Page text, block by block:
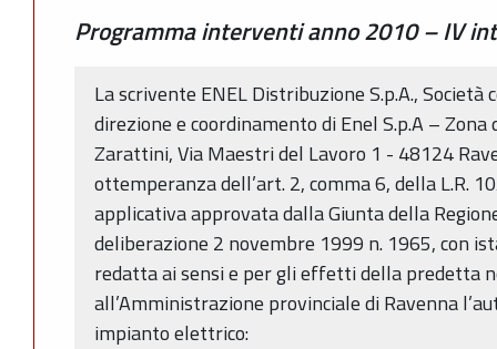
Programma interventi anno 2010 – IV
La scrivente ENEL Distribuzione S.p.A., Società
direzione e coordinamento di Enel S.p.A – Zona
Zarattini, Via Maestri del Lavoro 1 - 48124
ottemperanza dell’art. 2, comma 6, della L.R.
applicativa approvata dalla Giunta della
deliberazione 2 novembre 1999 n. 1965, con
redatta ai sensi e per gli effetti della predetta
all’Amministrazione provinciale di Ravenna
impianto elettrico: